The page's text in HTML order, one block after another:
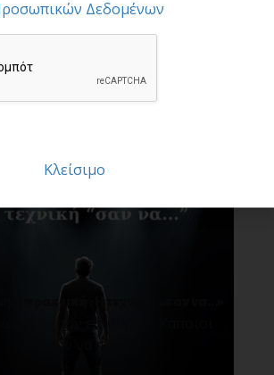
στην παγίδα των συγκρίσεων!
έχουν επιθυμίες. Κάποιοι
θέλουν να προ[...]
Δεδομένων
Κλείσιμο